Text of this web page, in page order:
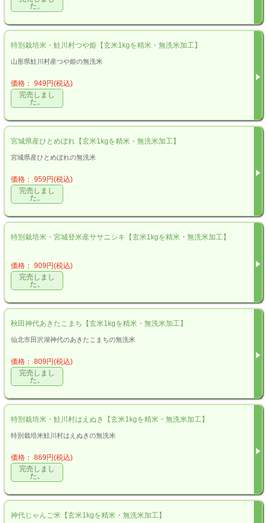
た。
特別栽培米・鮭川村つや姫【玄米1kgを精米・無洗米加工】
山形県鮭川村産つや姫の無洗米
価格： 949円(税込)
完売しまし
た。
宮城県産ひとめぼれ【玄米1kgを精米・無洗米加工】
宮城県産ひとめぼれの無洗米
価格： 959円(税込)
完売しまし
た。
特別栽培米・宮城登米産ササニシキ【玄米1kgを精米・無洗米加工】
価格： 909円(税込)
完売しまし
た。
秋田神代あきたこまち【玄米1kgを精米・無洗米加工】
仙北市田沢湖神代のあきたこまちの無洗米
価格： 809円(税込)
完売しまし
た。
特別栽培米・鮭川村はえぬき【玄米1kgを精米・無洗米加工】
特別栽培米鮭川村はえぬきの無洗米
価格： 869円(税込)
完売しまし
た。
神代じゃんご米【玄米1kgを精米・無洗米加工】